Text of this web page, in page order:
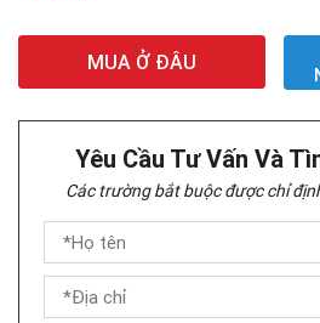
MUA Ở ĐÂU
Yêu Cầu Tư Vấn Và
Các trường bắt buộc được chỉ